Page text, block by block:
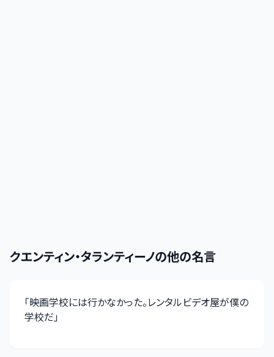
クエンティン・タランティーノの他の名言
「映画学校には行かなかった。レンタルビデオ屋が僕の
学校だ」